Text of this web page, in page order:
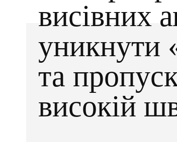
висівних
уникнути
та
високій